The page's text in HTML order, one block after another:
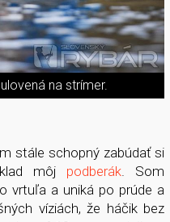
na strímer.
stále schopný zabúdať si
môj podberák . Som
vrtuľa a uniká po prúde a
víziách, že háčik bez